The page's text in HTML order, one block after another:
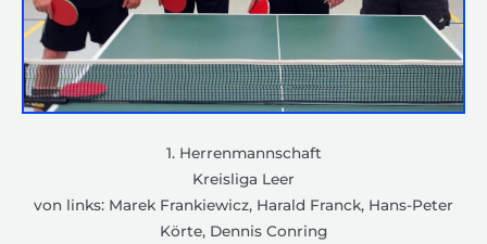
1. Herrenmannschaft
Kreisliga Leer
von links: Marek Frankiewicz, Harald Franck, Hans-Peter
Körte, Dennis Conring